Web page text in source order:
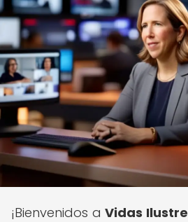
¡Bienvenidos a Vidas